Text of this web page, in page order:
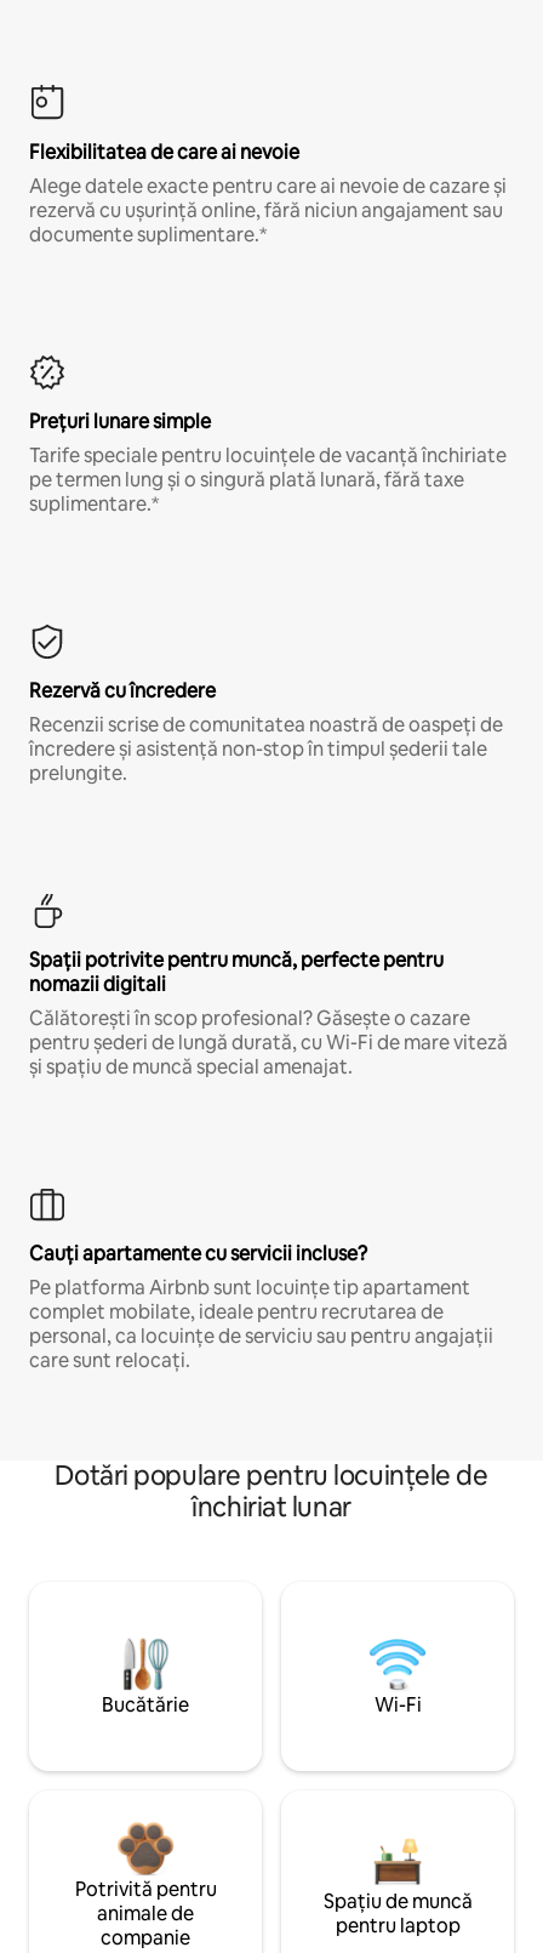
Flexibilitatea de care ai nevoie
Alege datele exacte pentru care ai nevoie de cazare și
rezervă cu ușurință online, fără niciun angajament sau
documente suplimentare.*
Prețuri lunare simple
Tarife speciale pentru locuințele de vacanță închiriate
pe termen lung și o singură plată lunară, fără taxe
suplimentare.*
Rezervă cu încredere
Recenzii scrise de comunitatea noastră de oaspeți de
încredere și asistență non-stop în timpul șederii tale
prelungite.
Spații potrivite pentru muncă, perfecte pentru
nomazii digitali
Călătorești în scop profesional? Găsește o cazare
pentru șederi de lungă durată, cu Wi-Fi de mare viteză
și spațiu de muncă special amenajat.
Cauți apartamente cu servicii incluse?
Pe platforma Airbnb sunt locuințe tip apartament
complet mobilate, ideale pentru recrutarea de
personal, ca locuințe de serviciu sau pentru angajații
care sunt relocați.
Dotări populare pentru locuințele de
închiriat lunar
Bucătărie Wi-Fi
Potrivită pentru
animale de
companie
Spațiu de muncă
pentru laptop